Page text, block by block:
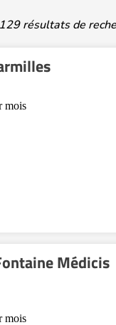
129 résultats de
mois
Médicis
mois